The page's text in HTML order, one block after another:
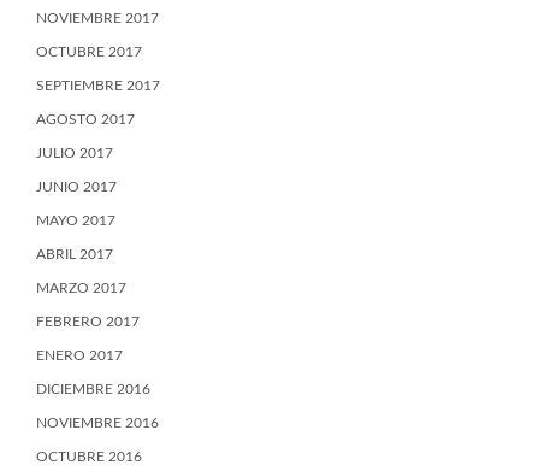
NOVIEMBRE 2017
OCTUBRE 2017
SEPTIEMBRE 2017
AGOSTO 2017
JULIO 2017
JUNIO 2017
MAYO 2017
ABRIL 2017
MARZO 2017
FEBRERO 2017
ENERO 2017
DICIEMBRE 2016
NOVIEMBRE 2016
OCTUBRE 2016